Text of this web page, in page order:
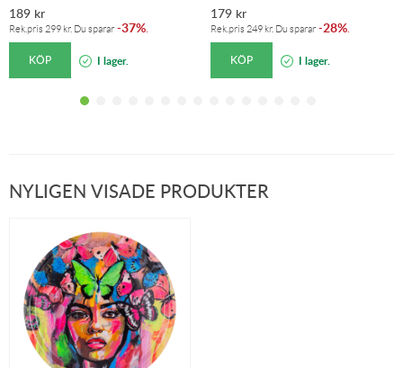
189 kr
Rek.pris 299 kr. Du sparar -37%
KÖP I lager.
179 kr
Rek.pris 249 kr. Du sparar -28%
KÖP I lager.
NYLIGEN VISADE PRODUKTER